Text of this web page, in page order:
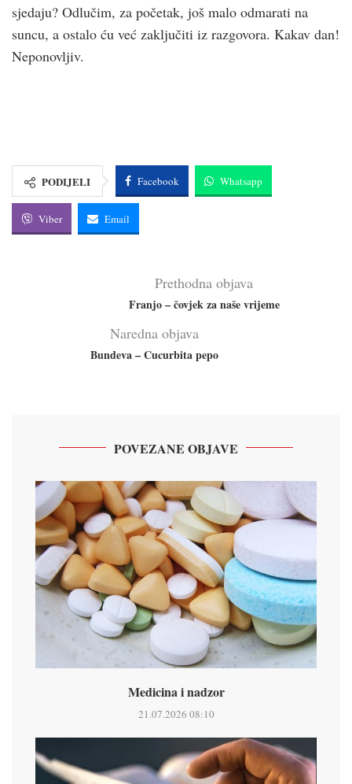
sjedaju? Odlučim, za početak, još malo odmarati na
suncu, a ostalo ću već zaključiti iz razgovora. Kakav dan!
Neponovljiv.
PODIJELI Facebook Whatsapp
Viber Email
Prethodna objava
Franjo – čovjek za naše vrijeme
Naredna objava
Bundeva – Cucurbita pepo
POVEZANE OBJAVE
Medicina i nadzor
21.07.2026 08:10